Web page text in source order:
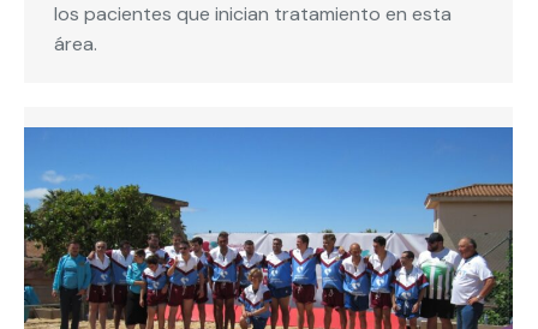
los pacientes que inician tratamiento en esta
área.